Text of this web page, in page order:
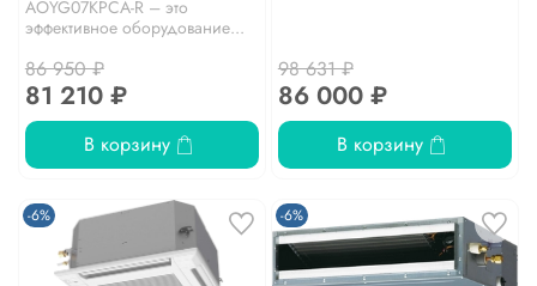
AOYG07KPCA-R – это
эффективное оборудование...
86 950 ₽
81 210 ₽
В корзину
98 631 ₽
86 000 ₽
В корзину
-6% -6%